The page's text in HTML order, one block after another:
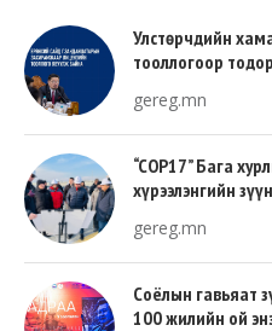
Улстөрчдийн
тооллогоор
gereg.mn
“COP17” Бага
хүрээлэнгийн
gereg.mn
Соёлын гавьяат
100 жилийн ой